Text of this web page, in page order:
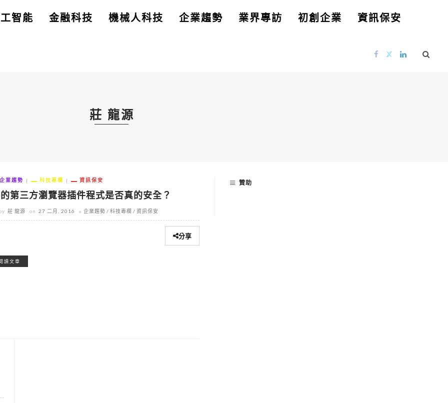
智能 金融科技 機械人科技 企業趨勢 業界專訪 初創企業 資訊保安
莊 龍源
企業趨勢 科技專欄 資訊保安
第三方瀏覽器插件程式是否真的安全？
莊 龍源 on 27 二月, 2016 企業趨勢 科技專欄 資訊保安
分享
讀文章
贊助